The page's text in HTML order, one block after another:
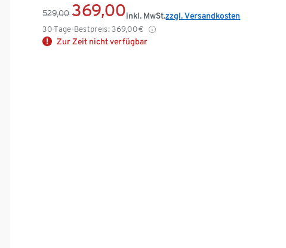
529,00 369,00
30-Tage-Bestpreis: 369,00€
inkl. MwSt.zzgl. Versandkosten
Zur Zeit nicht verfügbar